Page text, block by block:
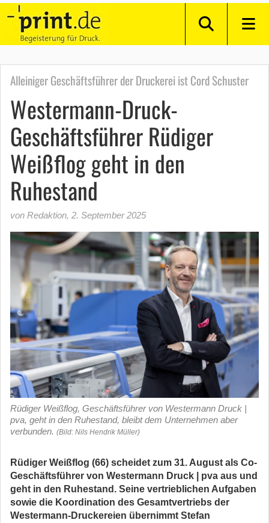
Alleiniger Geschäftsführer der Druckerei ist Cord Schuster
Westermann-Druck-
Geschäftsführer Rüdiger
Weißflog geht in den
Ruhestand
von Redaktion, 2. September 2025
Rüdiger Weißflog, Geschäftsführer von Westermann Druck |
pva, geht in den Ruhestand, bleibt dem Unternehmen aber
verbunden. (Bild: Nils Hendrik Müller)
Rüdiger Weißflog (66) scheidet zum 31. August als Co-
Geschäftsführer von Westermann Druck | pva aus und
geht in den Ruhestand. Seine vertrieblichen Aufgaben
sowie die Koordination des Gesamtvertriebs der
Westermann-Druckereien übernimmt Stefan